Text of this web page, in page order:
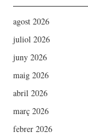
agost 2026
juliol 2026
juny 2026
maig 2026
abril 2026
març 2026
febrer 2026